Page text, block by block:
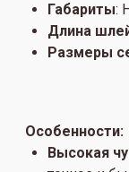
Габариты:
Длина
Размеры
Особенности:
Высокая